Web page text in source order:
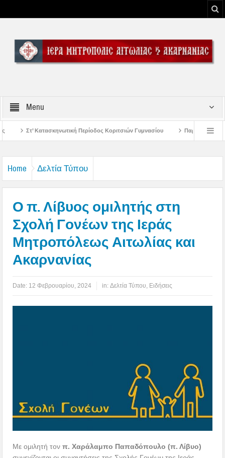
Menu
Κοριτσιών Γυμνασίου Παρακλήσεις πρώτης εβδομάδος
Home Δελτία Τύπου
Ο π. Λίβυος ομιλητής στη
Σχολή Γονέων της Ιεράς
Μητροπόλεως Αιτωλίας και
Ακαρνανίας
Date: 12 Φεβρουαρίου, 2024 in:Δελτία Τύπου Ειδήσεις
Με ομιλητή τονπ. Χαράλαμπο Παπαδόπουλο (π. Λίβυο)